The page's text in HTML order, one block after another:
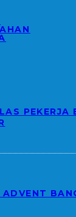
PEKERJA
ADVENT